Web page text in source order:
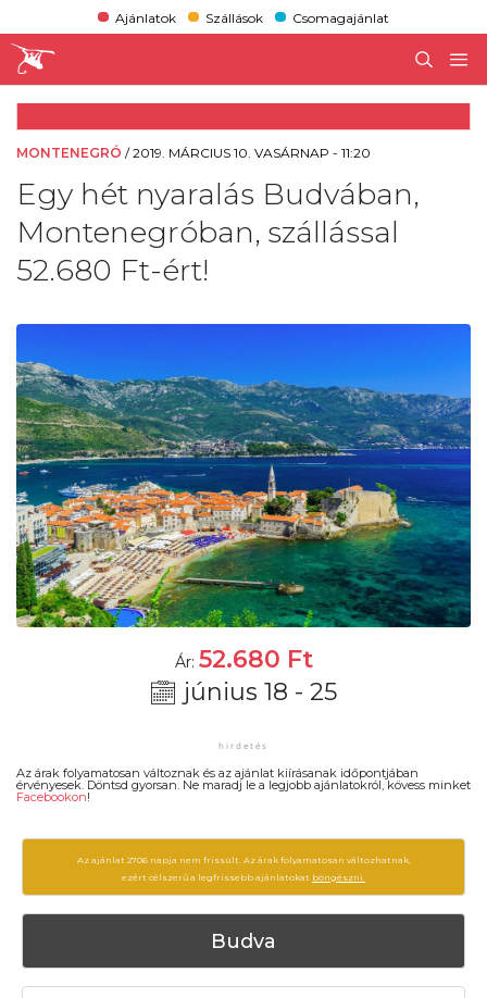
Ajánlatok Szállások Csomagajánlat
MONTENEGRÓ /2019. MÁRCIUS 10. VASÁRNAP - 11:20
Egy hét nyaralás Budvában,
Montenegróban, szállással
52.680 Ft-ért!
Ár: 52.680 Ft
június 18 - 25
Az árak folyamatosan változnak és az ajánlat kiírásanak időpontjában
érvényesek. Döntsd gyorsan. Ne maradj le a legjobb ajánlatokról, kövess minket
Facebookon!
Az ajánlat 2706 napja nem frissült. Az árak folyamatosan változhatnak,
ezért célszerű a legfrissebb ajánlatokat böngészni.
Budva